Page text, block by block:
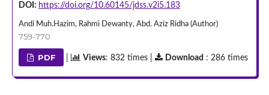
DOI: https://doi.org/10.60145/jdss.v2i5.183
Andi Muh.Hazim, Rahmi Dewanty, Abd. Aziz Ridha (Author)
759-770
PDF Views: 832 times | Download : 286 times